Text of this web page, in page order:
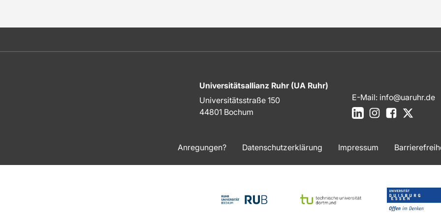
Universitätsallianz Ruhr (UA Ruhr)
Universitätsstraße 150
44801 Bochum
E-Mail: info@uaruhr.de
LinkedInInstagramFacebook
Anregungen? Datenschutzerklärung Impressum
Zum Seitenanfang